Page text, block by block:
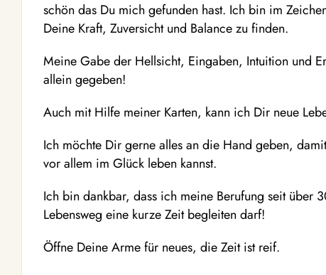
schön das Du mich gefunden hast. Ich bin im
Deine Kraft, Zuversicht und Balance zu finden.
Meine Gabe der Hellsicht, Eingaben, Intuition und
allein gegeben!
Auch mit Hilfe meiner Karten, kann ich Dir neue
Ich möchte Dir gerne alles an die Hand geben,
vor allem im Glück leben kannst.
Ich bin dankbar, dass ich meine Berufung seit über
Lebensweg eine kurze Zeit begleiten darf!
Öffne Deine Arme für neues, die Zeit ist reif.